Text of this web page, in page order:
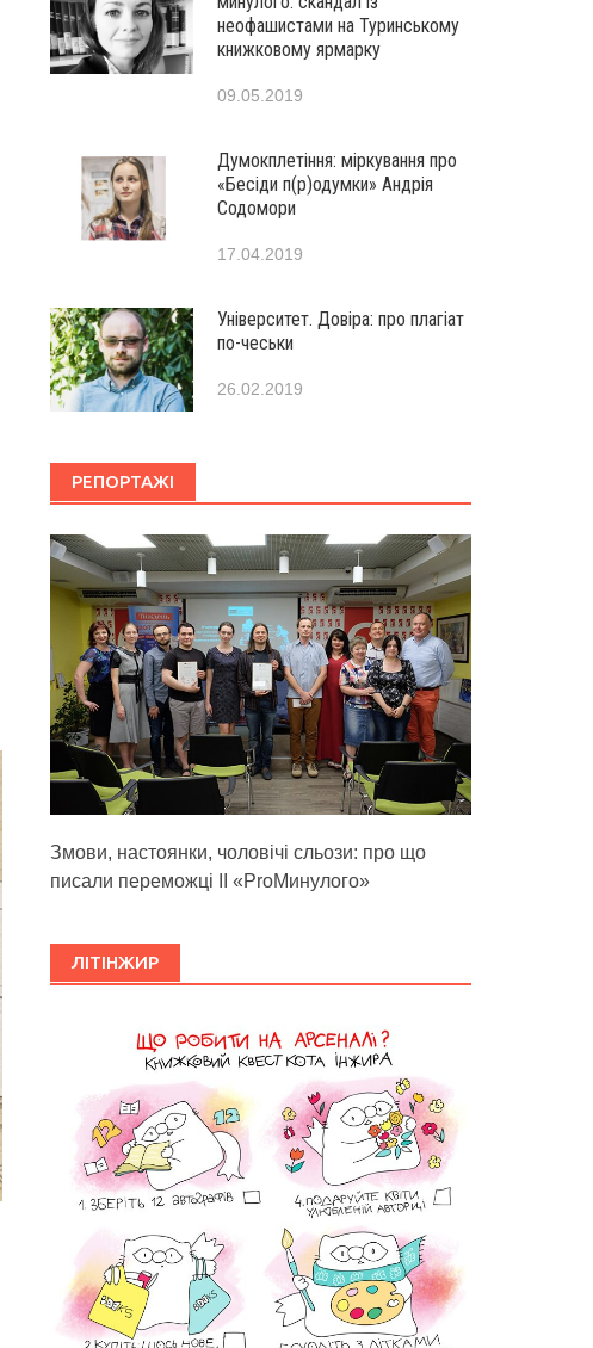
неофашистами на Туринському
книжковому ярмарку
09.05.2019
Думокплетіння: міркування про
«Бесіди п(р)одумки» Андрія
Содомори
17.04.2019
Університет. Довіра: про плагіат
по-чеськи
26.02.2019
РЕПОРТАЖІ
Змови, настоянки, чоловічі сльози: про що
писали переможці ІІ «ProМинулого»
ЛІТІНЖИР